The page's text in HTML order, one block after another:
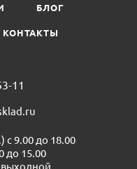
БЛОГ
КОНТАКТЫ
11
с 9.00 до 18.00
до 15.00
выходной